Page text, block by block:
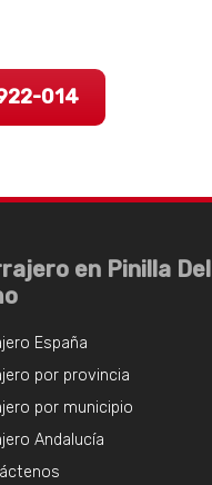
014
en Pinilla Del
España
por provincia
por municipio
Andalucía